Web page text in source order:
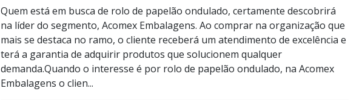
Quem está em busca de rolo de papelão ondulado, certamente descobrirá
na líder do segmento, Acomex Embalagens. Ao comprar na organização que
mais se destaca no ramo, o cliente receberá um atendimento de excelência e
terá a garantia de adquirir produtos que solucionem qualquer
demanda.Quando o interesse é por rolo de papelão ondulado, na Acomex
Embalagens o clien...